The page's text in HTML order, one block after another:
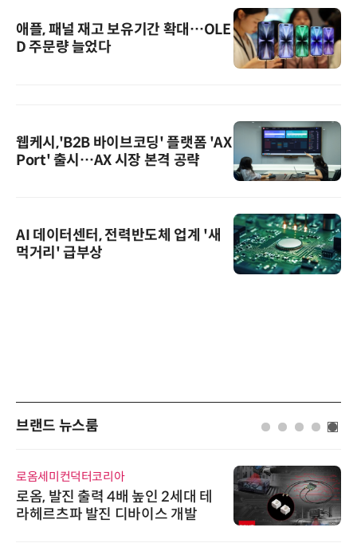
애플, 패널 재고 보유기간 확대…OLE
D 주문량 늘었다
웹케시,'B2B 바이브코딩' 플랫폼 'AX
Port' 출시…AX 시장 본격 공략
AI 데이터센터, 전력반도체 업계 '새
먹거리' 급부상
브랜드 뉴스룸
로옴세미컨덕터코리아
로옴, 발진 출력 4배 높인 2세대 테
라헤르츠파 발진 디바이스 개발